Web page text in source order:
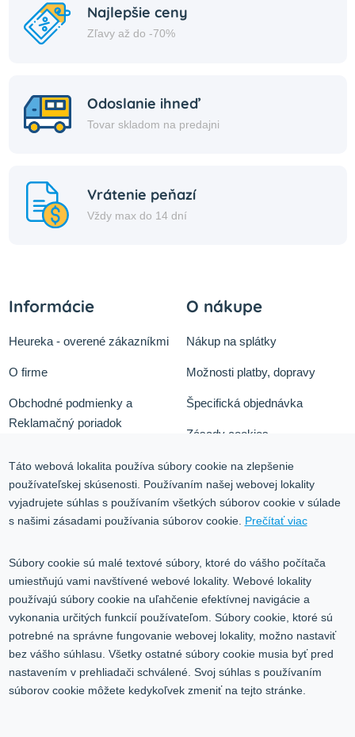
Najlepšie ceny
Zľavy až do -70%
Odoslanie ihneď
Tovar skladom na predajni
Vrátenie peňazí
Vždy max do 14 dní
Informácie
Heureka - overené zákazníkmi
O firme
Obchodné podmienky a
Reklamačný poriadok
Služby
Kontakt
O nákupe
Nákup na splátky
Možnosti platby, dopravy
Špecifická objednávka
Zásady cookies
Ochrana osobných údajov
Blog
Kontakt
Volgogradská 9, 08001 Prešov
0917 353 303
predajna@inco-ag.sk
Táto webová lokalita používa súbory cookie na zlepšenie
používateľskej skúsenosti. Používaním našej webovej lokality
vyjadrujete súhlas s používaním všetkých súborov cookie v súlade
s našimi zásadami používania súborov cookie. Prečítať viac
Súbory cookie sú malé textové súbory, ktoré do vášho počítača
umiestňujú vami navštívené webové lokality. Webové lokality
používajú súbory cookie na uľahčenie efektívnej navigácie a
vykonania určitých funkcií používateľom. Súbory cookie, ktoré sú
potrebné na správne fungovanie webovej lokality, možno nastaviť
bez vášho súhlasu. Všetky ostatné súbory cookie musia byť pred
nastavením v prehliadači schválené. Svoj súhlas s používaním
súborov cookie môžete kedykoľvek zmeniť na tejto stránke.